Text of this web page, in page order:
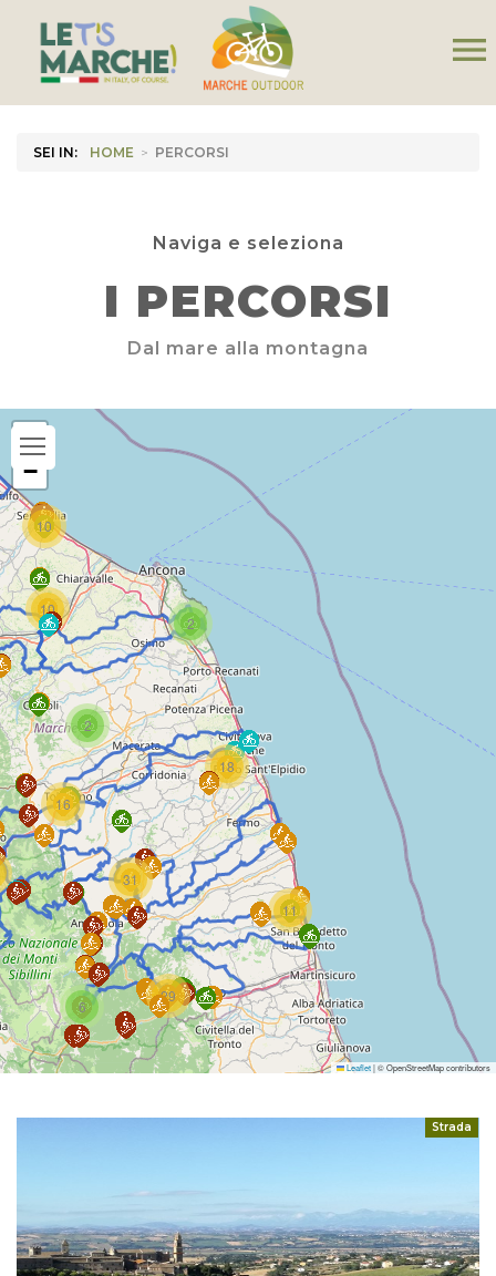
menu
SEI IN: HOME > PERCORSI
Naviga e seleziona
I PERCORSI
Dal mare alla montagna
10
6
2
10
16
11
29
2
31
18
+
−
Leaflet|© OpenStreetMap contributors
Strada